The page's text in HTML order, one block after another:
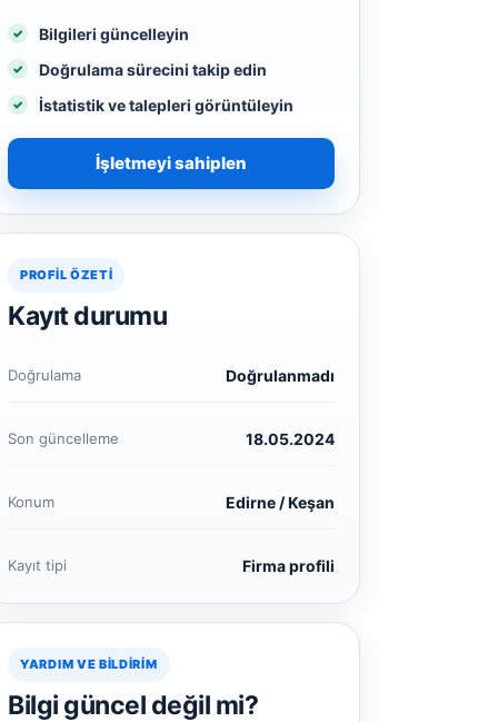
Bilgileri güncelleyin
Doğrulama sürecini takip edin
İstatistik ve talepleri görüntüleyin
İşletmeyi sahiplen
PROFIL ÖZETI
Kayıt durumu
Doğrulama Doğrulanmadı
Son güncelleme 18.05.2024
Konum Edirne / Keşan
Kayıt tipi Firma profili
YARDIM VE BILDIRIM
Bilgi güncel değil mi?